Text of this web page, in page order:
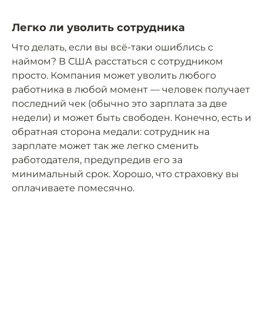
Легко ли уволить сотрудника
Что делать, если вы всё-таки ошиблись с
наймом? В США расстаться с сотрудником
просто. Компания может уволить любого
работника в любой момент — человек получает
последний чек (обычно это зарплата за две
недели) и может быть свободен. Конечно, есть и
обратная сторона медали: сотрудник на
зарплате может так же легко сменить
работодателя, предупредив его за
минимальный срок. Хорошо, что страховку вы
оплачиваете помесячно.